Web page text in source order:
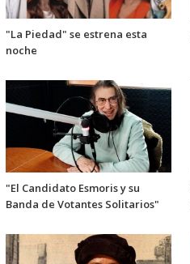
"La Piedad" se estrena esta
noche
"El Candidato Esmoris y su
Banda de Votantes Solitarios"